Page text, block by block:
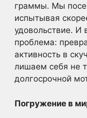
граммы. Мы
испытывая
удовольствие. И
проблема:
активность в
лишаем себя не
долгосрочной
Погружение в